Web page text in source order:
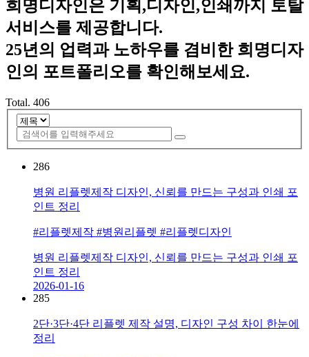
희명디자인은 기획,디자인,인쇄까지 토탈
서비스를 제공합니다.
25년의 업력과 노하우를 겸비한 희명디자
인의 포트폴리오를 확인해보세요.
Total. 406
286
병원 리플렛제작 디자인, 신뢰를 만드는 구성과 인쇄 포
인트 정리
#리플렛제작 #병원리플렛 #리플렛디자인
병원 리플렛제작 디자인, 신뢰를 만드는 구성과 인쇄 포
인트 정리
2026-01-16
285
2단·3단·4단 리플렛 제작 설명, 디자인 구성 차이 한눈에
정리